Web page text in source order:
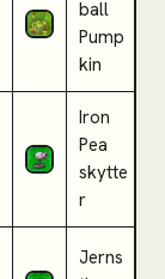
ball
Pump
kin
Iron
Pea
skytte
r
Jerns